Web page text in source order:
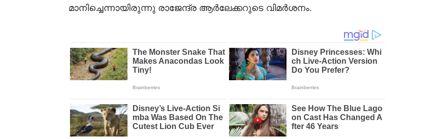
മാനിച്ചെന്നായിരുന്നു രാജേന്ദ്ര ആർലേക്കറുടെ വിമർശനം.